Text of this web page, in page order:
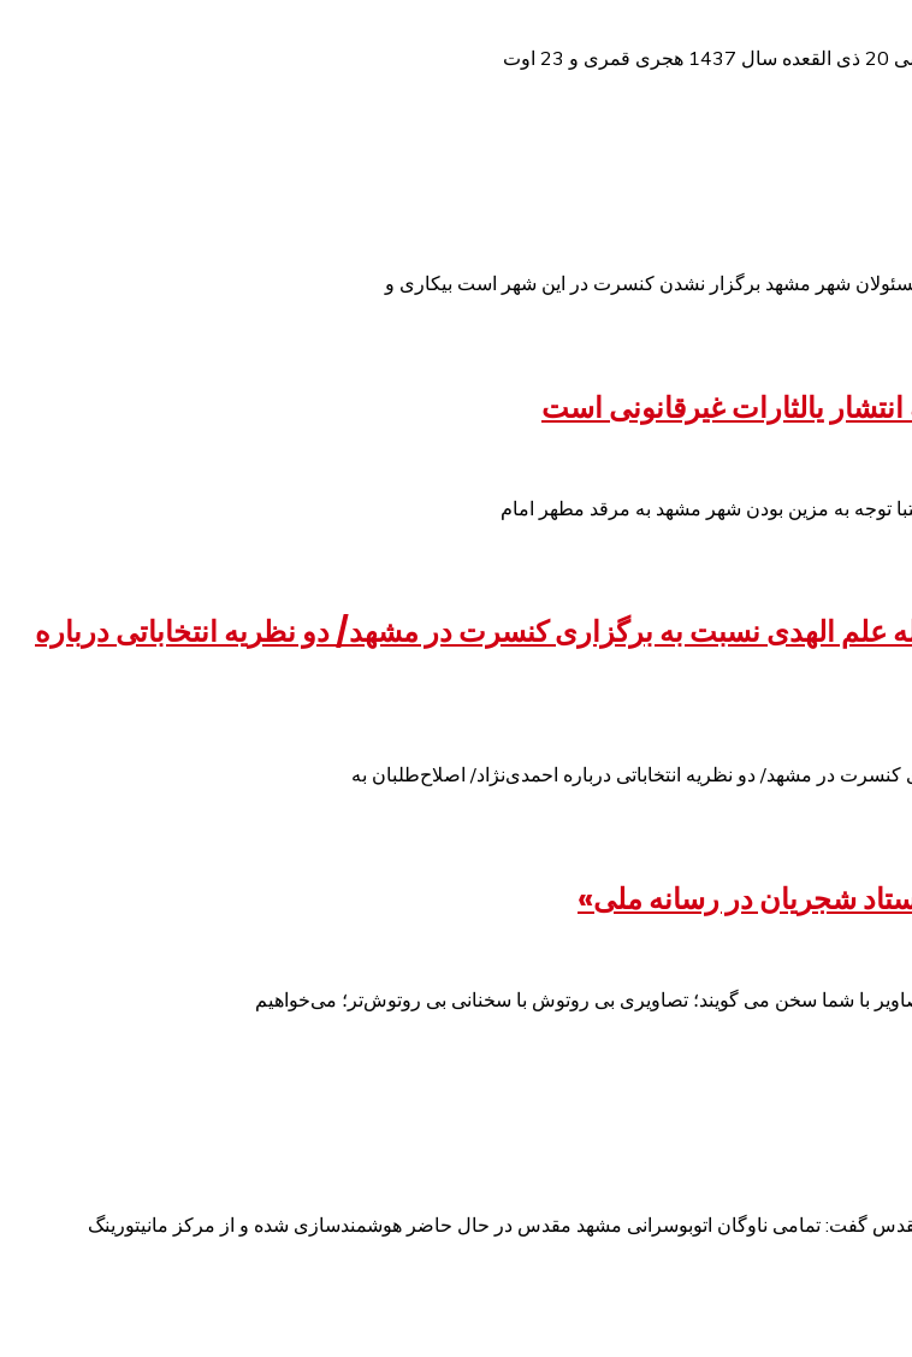
شهر مشهد برگزار نشدن کنسرت در این شهر است بیکاری و
یالثارات غیرقانونی است
توجه به مزین بودن شهر مشهد به مرقد مطهر امام
الهدی نسبت به برگزاری کنسرت در مشهد/ دو نظریه انتخاباتی درباره
در مشهد/ دو نظریه انتخاباتی درباره احمدی‌نژاد/ اصلاح‌طلبان به
شجریان در رسانه ملی»
با شما سخن می گویند؛ تصاویری بی روتوش با سخنانی بی روتوش‌تر؛ می‌خواهیم
گفت: تمامی ناوگان اتوبوسرانی مشهد مقدس در حال حاضر هوشمندسازی شده و از مرکز مانیتورینگ